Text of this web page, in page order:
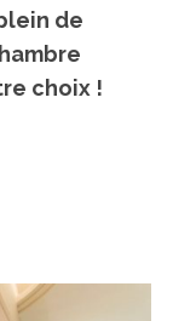
de
choix !